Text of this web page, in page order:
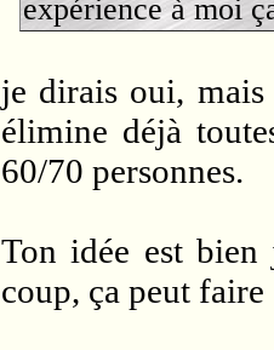
expérience à moi
je dirais oui,
élimine déjà
60/70 personnes.
Ton idée est bien
coup, ça peut